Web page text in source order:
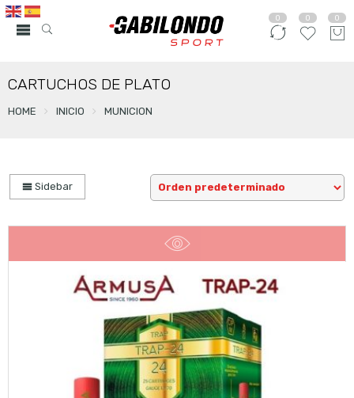
0 0 0
CARTUCHOS DE PLATO
HOME INICIO MUNICION
Sidebar